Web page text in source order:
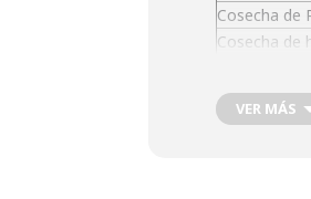
Cosecha de
Cosecha de
Siega de
Siega para
VER MÁS